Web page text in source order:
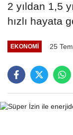
2 yıldan 1,5
hızlı hayata
EKONOMI 25